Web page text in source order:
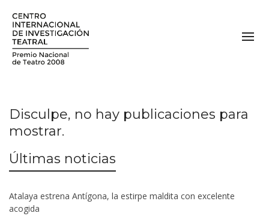
Disculpe, no hay publicaciones para
mostrar.
Últimas noticias
Atalaya estrena Antígona, la estirpe maldita con excelente
acogida